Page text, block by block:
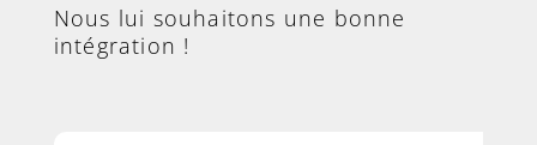
Nous lui souhaitons une bonne
intégration !